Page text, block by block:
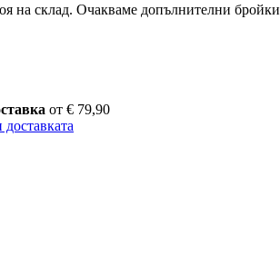
на склад. Очакваме допълнителни
от € 79,90